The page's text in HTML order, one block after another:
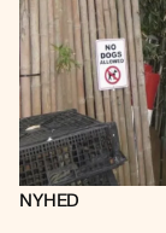
NYHED